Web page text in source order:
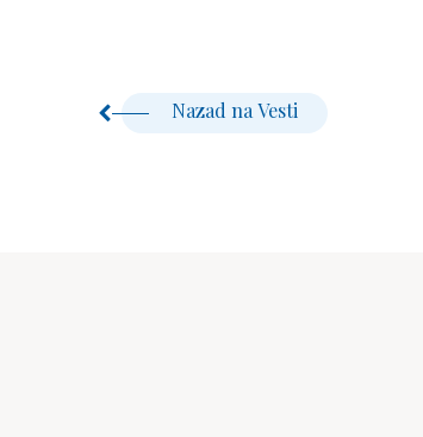
Nazad na Vesti